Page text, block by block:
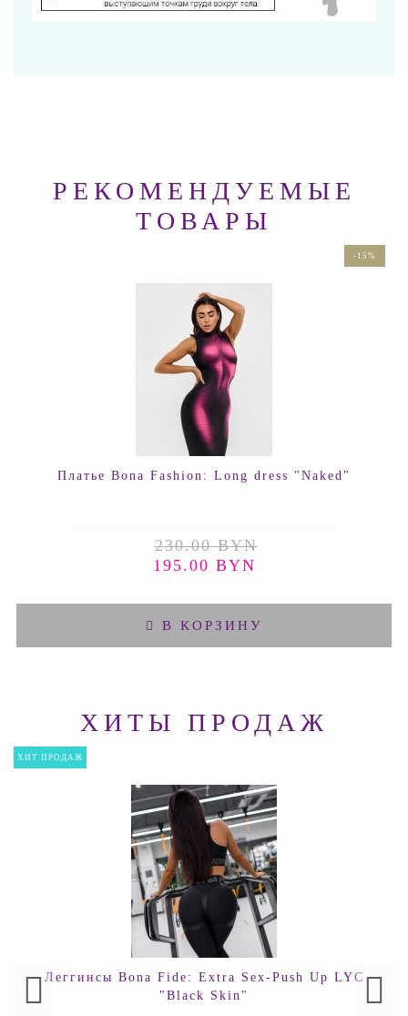
РЕКОМЕНДУЕМЫЕ
ТОВАРЫ
-15%
Платье Bona Fashion: Long dress "Naked"
230.00 BYN
195.00 BYN
В КОРЗИНУ
ХИТЫ ПРОДАЖ
ХИТ ПРОДАЖ
Леггинсы Bona Fide: Extra Sex-Push Up LYC
"Black Skin"